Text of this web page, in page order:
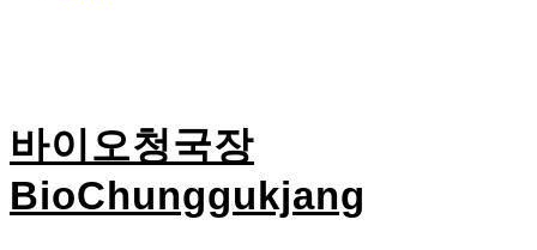
바이오청국장
BioChunggukjang